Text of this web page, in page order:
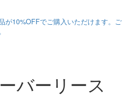
が10%OFFでご購入いただけます。ご
バーリース